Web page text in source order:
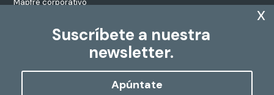
Suscríbete a nuestra
newsletter.
Apúntate
x
Mapfre corporativo
Tratamiento de datos personales
Política de Cookies